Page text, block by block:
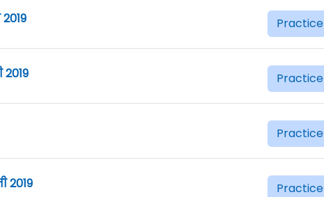
Practice
Practice
Practice
2019 Practice